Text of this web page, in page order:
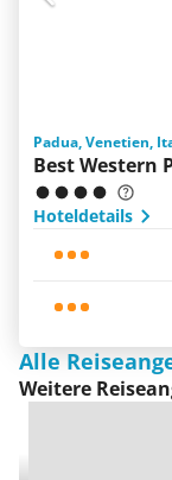
Padua, Venetien,
Best Western
Hoteldetails
Alle
Weitere